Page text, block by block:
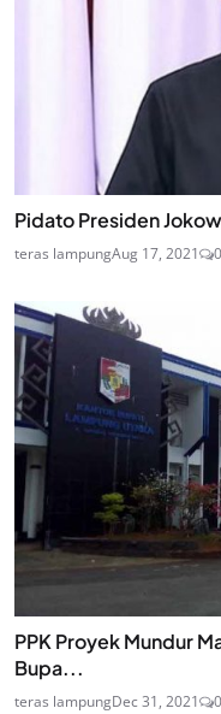
Pidato Presiden
teras lampungAug 17, 2021 0
PPK Proyek Mundur
Bupa...
teras lampungDec 31, 2021 0